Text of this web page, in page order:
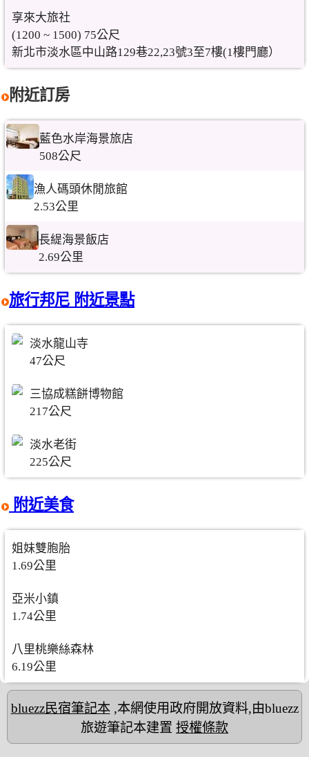
享來大旅社
(1200 ~ 1500) 75公尺
新北市淡水區中山路129巷22,23號3至7樓(1樓門廳）
附近訂房
藍色水岸海景旅店
508公尺
漁人碼頭休閒旅館
2.53公里
長緹海景飯店
2.69公里
旅行邦尼 附近景點
淡水龍山寺
47公尺
三協成糕餅博物館
217公尺
淡水老街
225公尺
附近美食
姐妹雙胞胎
1.69公里
亞米小鎮
1.74公里
八里桃樂絲森林
6.19公里
bluezz民宿筆記本,本網使用政府開放資料,由bluezz
旅遊筆記本建置 授權條款